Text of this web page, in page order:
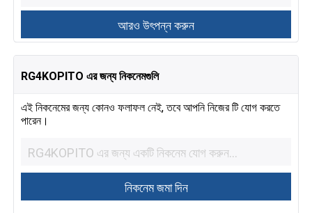
RG4KOPITO এর জন্য নিকনেমগুলি
এই নিকনেমের জন্য কোনও ফলাফল নেই, তবে আপনি নিজের টি যোগ করতে
পারেন।